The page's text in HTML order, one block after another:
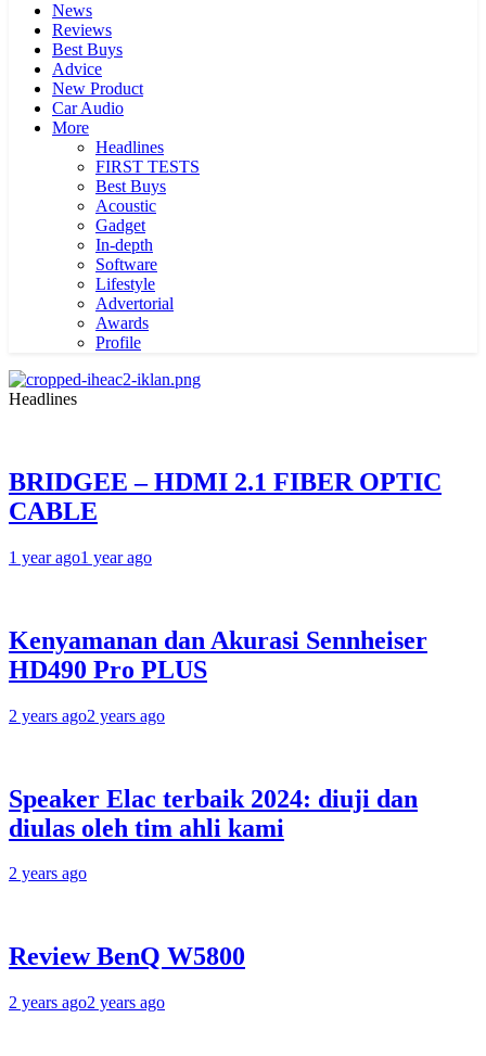
News
Reviews
Best Buys
Advice
New Product
Car Audio
More
Headlines
FIRST TESTS
Best Buys
Acoustic
Gadget
In-depth
Software
Lifestyle
Advertorial
Awards
Profile
Headlines
BRIDGEE – HDMI 2.1 FIBER OPTIC
CABLE
1 year ago1 year ago
Kenyamanan dan Akurasi Sennheiser
HD490 Pro PLUS
2 years ago2 years ago
Speaker Elac terbaik 2024: diuji dan
diulas oleh tim ahli kami
2 years ago
Review BenQ W5800
2 years ago2 years ago